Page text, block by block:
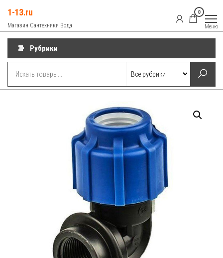
содержимому
1-13.ru
Магазин Сантехники Вода
0
Меню
Рубрики